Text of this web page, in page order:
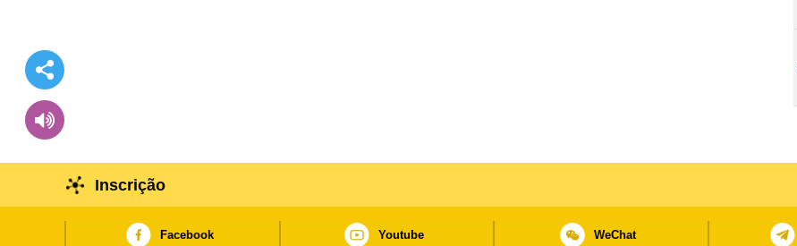
Inscrição
Facebook Youtube WeChat